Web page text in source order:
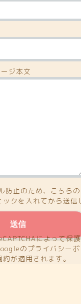
ジ本文
防止のため、こちらの
ックを入れてから送信
さい。
によって保護
のプライバシーポ
約が適用されます。